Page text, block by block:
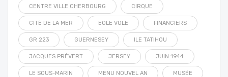
CENTRE VILLE CHERBOURG CIRQUE
CITÉ DE LA MER EOLE VOLE FINANCIERS
GR 223 GUERNESEY ILE TATIHOU
JACQUES PRÉVERT JERSEY JUIN 1944
LE SOUS-MARIN MENU NOUVEL AN MUSÉE